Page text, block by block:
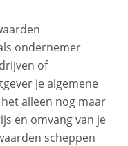
ondernemer
of
je algemene
alleen nog maar
en omvang van je
scheppen